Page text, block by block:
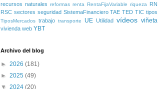
recursos naturales reformas renta RentaFijaVariable riqueza
RN
RSC sectores seguridad SistemaFinanciero TAE TED TIC tipos
TiposMercados trabajo transporte UE Utilidad vídeos viñeta
vivienda web YBT
Archivo del blog
► 2026 (181)
► 2025 (49)
▼ 2024 (20)